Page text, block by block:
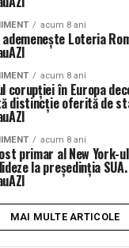
acum 8 ani
ademenește Loteria
acum 8 ani
corupției în Europa
distincție oferită de
acum 8 ani
primar al New York-
la preşedinţia
MAI MULTE ARTICOLE